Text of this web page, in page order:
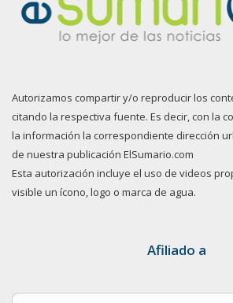
Autorizamos compartir y/o reproducir los
citando la respectiva fuente. Es decir, con la
la información la correspondiente dirección
de nuestra publicación ElSumario.com
Esta autorización incluye el uso de videos
visible un ícono, logo o marca de agua.
Afiliado a